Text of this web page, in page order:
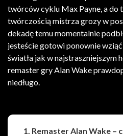
twórców cyklu Max Payne, a do
twórczością mistrza grozy w
dekadę temu momentalnie
jesteście gotowi ponownie
światła jak w najstraszniejszym
remaster gry Alan Wake
niedługo.
1. Remaster Alan Wake –